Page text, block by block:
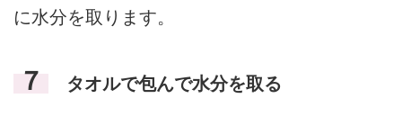
に水分を取ります。
７ タオルで包んで水分を取る